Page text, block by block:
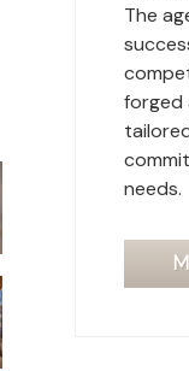
The
forged
needs.